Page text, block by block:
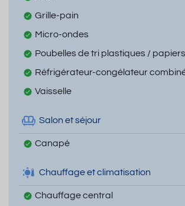
Grille-pain
Micro-ondes
Poubelles de tri plastiques / papiers
Réfrigérateur-congélateur
Vaisselle
Salon et séjour
Canapé
Chauffage et climatisation
Chauffage central